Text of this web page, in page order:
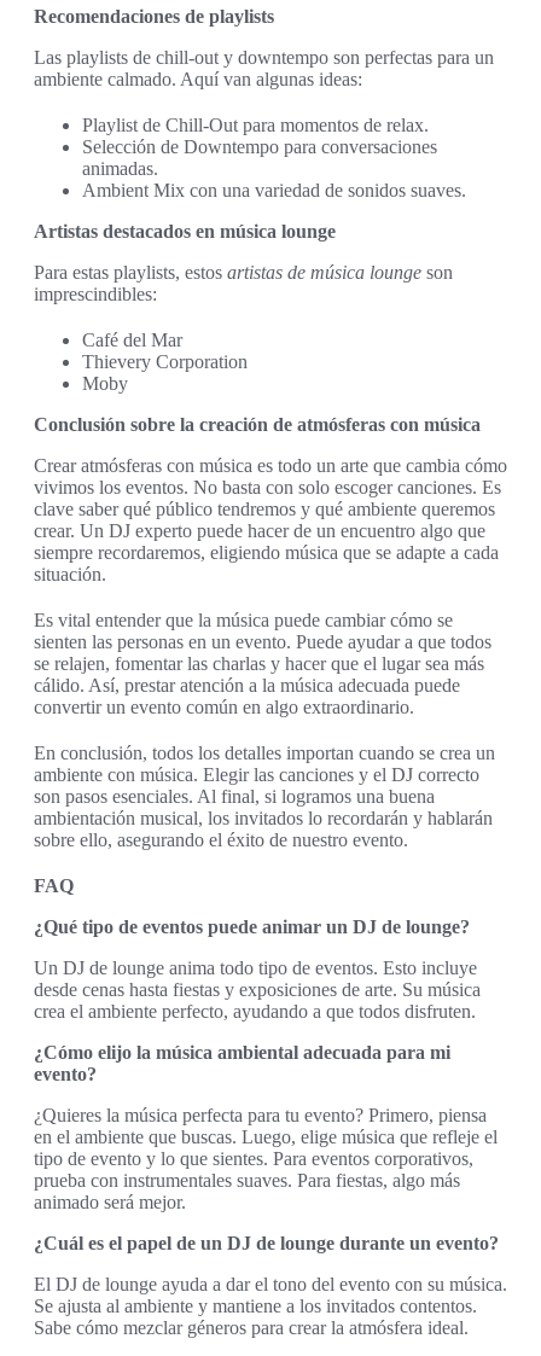
Recomendaciones de playlists
Las playlists de chill-out y downtempo son perfectas para un
ambiente calmado. Aquí van algunas ideas:
Playlist de Chill-Out para momentos de relax.
Selección de Downtempo para conversaciones
animadas.
Ambient Mix con una variedad de sonidos suaves.
Artistas destacados en música lounge
Para estas playlists, estos artistas de música lounge son
imprescindibles:
Café del Mar
Thievery Corporation
Moby
Conclusión sobre la creación de atmósferas con música
Crear atmósferas con música es todo un arte que cambia cómo
vivimos los eventos. No basta con solo escoger canciones. Es
clave saber qué público tendremos y qué ambiente queremos
crear. Un DJ experto puede hacer de un encuentro algo que
siempre recordaremos, eligiendo música que se adapte a cada
situación.
Es vital entender que la música puede cambiar cómo se
sienten las personas en un evento. Puede ayudar a que todos
se relajen, fomentar las charlas y hacer que el lugar sea más
cálido. Así, prestar atención a la música adecuada puede
convertir un evento común en algo extraordinario.
En conclusión, todos los detalles importan cuando se crea un
ambiente con música. Elegir las canciones y el DJ correcto
son pasos esenciales. Al final, si logramos una buena
ambientación musical, los invitados lo recordarán y hablarán
sobre ello, asegurando el éxito de nuestro evento.
FAQ
¿Qué tipo de eventos puede animar un DJ de lounge?
Un DJ de lounge anima todo tipo de eventos. Esto incluye
desde cenas hasta fiestas y exposiciones de arte. Su música
crea el ambiente perfecto, ayudando a que todos disfruten.
¿Cómo elijo la música ambiental adecuada para mi
evento?
¿Quieres la música perfecta para tu evento? Primero, piensa
en el ambiente que buscas. Luego, elige música que refleje el
tipo de evento y lo que sientes. Para eventos corporativos,
prueba con instrumentales suaves. Para fiestas, algo más
animado será mejor.
¿Cuál es el papel de un DJ de lounge durante un evento?
El DJ de lounge ayuda a dar el tono del evento con su música.
Se ajusta al ambiente y mantiene a los invitados contentos.
Sabe cómo mezclar géneros para crear la atmósfera ideal.